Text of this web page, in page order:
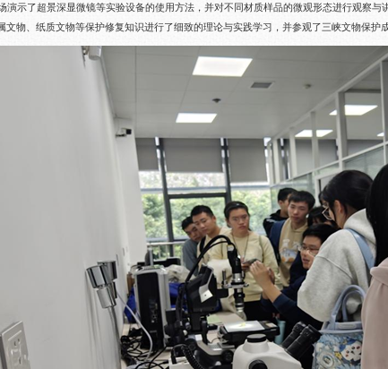
演示了超景深显微镜等实验设备的使用方法，并对不同材质样品的微观形态进行观察
文物、纸质文物等保护修复知识进行了细致的理论与实践学习，并参观了三峡文物保护